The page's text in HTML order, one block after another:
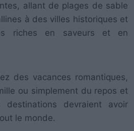
allant de plages de sable
à des villes historiques et
riches en saveurs et en
des vacances romantiques,
ou simplement du repos et
devraient avoir
le monde.